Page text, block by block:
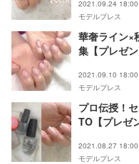
2021.09.24 18:00
モデルプレス
華奢ライン×
集【プレゼン
2021.09.10 18:00
モデルプレス
プロ伝授！
TO【プレゼ
2021.08.27 18:00
モデルプレス